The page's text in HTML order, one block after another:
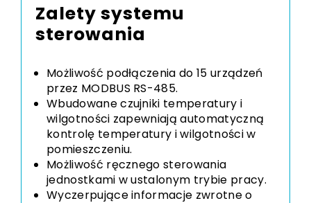
Zalety systemu
sterowania
Możliwość podłączenia do 15 urządzeń
przez MODBUS RS-485.
Wbudowane czujniki temperatury i
wilgotności zapewniają automatyczną
kontrolę temperatury i wilgotności w
pomieszczeniu.
Możliwość ręcznego sterowania
jednostkami w ustalonym trybie pracy.
Wyczerpujące informacje zwrotne o